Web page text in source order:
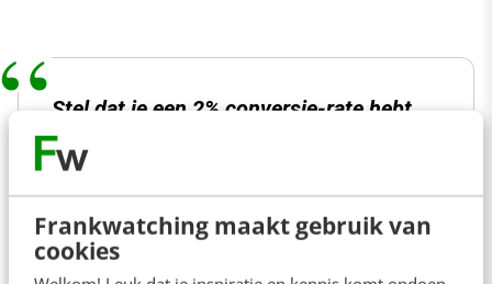
Frankwatching maakt gebruik van
cookies
Stel dat je een 2% conversie-rate hebt,
die je met 50% verwacht te verhogen, en
je hebt slechts twee variaties. Stel
daarbij dat tweehonderd bezoekers per
dag jouw webshop bezoeken van wie je